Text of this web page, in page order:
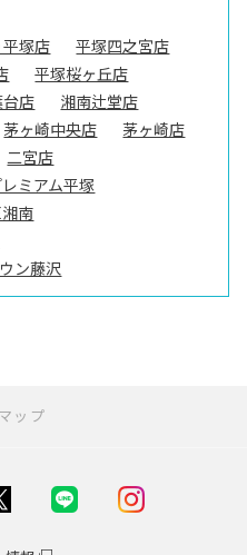
平塚店
平塚四之宮店
平塚桜ヶ丘店
店
湘南辻堂店
茅ヶ崎中央店
茅ヶ崎店
二宮店
ミアム平塚
南
ン藤沢
ップ